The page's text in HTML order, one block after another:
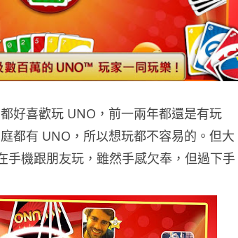
好喜歡玩 UNO，前一兩年都還是有玩
都有 UNO，所以想玩都不容易的。但大
手機跟朋友玩，雖然手感欠奉，但過下手